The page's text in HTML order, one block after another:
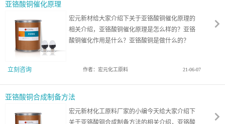
亚铬酸铜催化原理
宏元新材给大家介绍下关于亚铬酸铜催化原理的
相关介绍，亚铬酸铜催化原理是怎么样的？亚铬
酸铜催化作用是什么？亚铬酸铜是做什么的？
立刻咨询 作者：宏元化工原料 21-06-07
亚铬酸铜合成制备方法
宏元新材化工原料厂家的小编今天给大家介绍下
关于亚铬酸铜合成制备方法的相关介绍，亚铬酸